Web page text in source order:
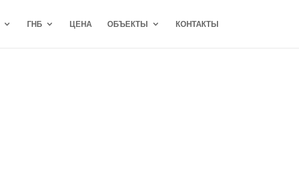
ГНБ ЦЕНА ОБЪЕКТЫ КОНТАКТЫ